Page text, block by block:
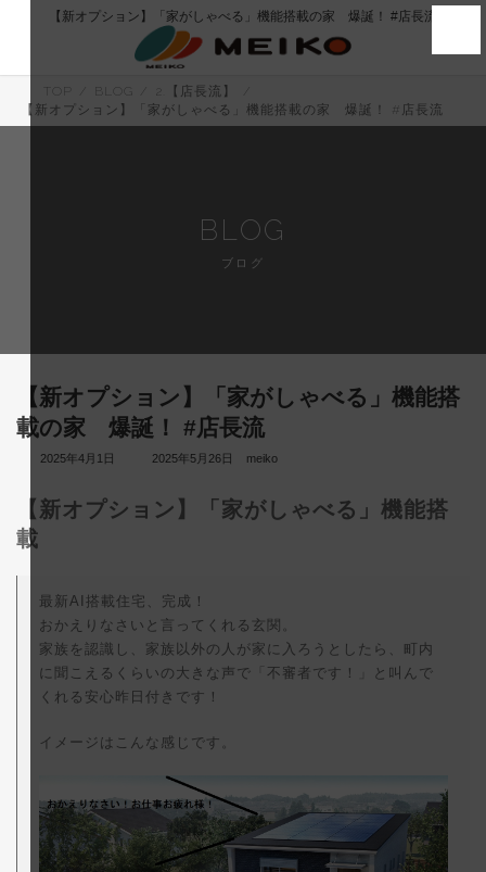
ス
ン
【新オプション】「家がしゃべる」機能搭載の家 爆誕！ #店長流
TOP BLOG
2.【店長流】
【新オプション】「家がしゃべる」機能搭載の家 爆誕！ #店長流
BLOG
ブログ
【新オプション】「家がしゃべる」機能搭
載の家 爆誕！ #店長流
2025年4月1日
最
新
日
2025年5月26日 meiko
【新オプション】「家がしゃべる」機能搭
載
最新AI搭載住宅、完成！
おかえりなさいと言ってくれる玄関。
家族を認識し、家族以外の人が家に入ろうとしたら、町内
に聞こえるくらいの大きな声で「不審者です！」と叫んで
くれる安心昨日付きです！
イメージはこんな感じです。